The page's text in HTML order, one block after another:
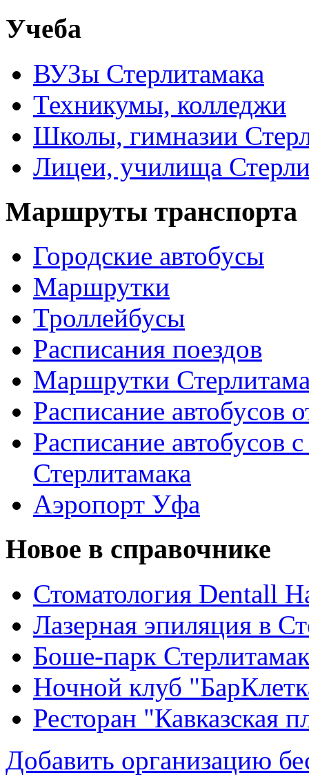
Учеба
ВУЗы Стерлитамака
Техникумы, колледжи
Школы, гимназии
Лицеи, училища
Маршруты транспорта
Городские автобусы
Маршрутки
Троллейбусы
Расписания поездов
Маршрутки
Расписание автобусов
Расписание автобусов
Стерлитамака
Аэропорт Уфа
Новое в справочнике
Стоматология Dentall
Лазерная эпиляция в
Боше-парк
Ночной клуб
Ресторан "Кавказская
Добавить организацию